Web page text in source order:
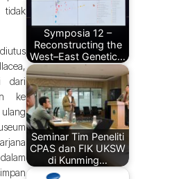
tidak
dari
ke
Symposia 12 –
Reconstructing the
West–East Genetic…
Seminar Tim Peneliti
CPAS dan FIK UKSW
di Kunming…